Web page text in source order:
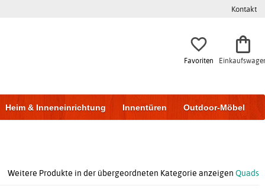
Kontakt
Favoriten
Heim & Inneneinrichtung Innentüren Outdoor-Möbel
Weitere Produkte in der übergeordneten Kategorie anzeigen Quads